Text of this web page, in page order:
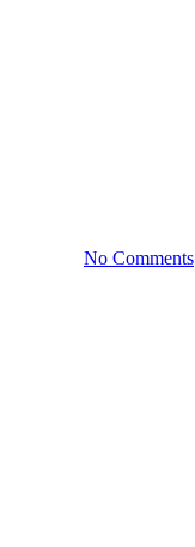
No Comments